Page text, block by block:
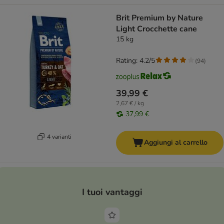
4 varianti
Brit Premium by Nature
Light Crocchette cane
15 kg
39,99 €
2,67 € / kg
37,99 €
Rating: 4.2/5 (94)
Aggiungi al carrello
I tuoi vantaggi